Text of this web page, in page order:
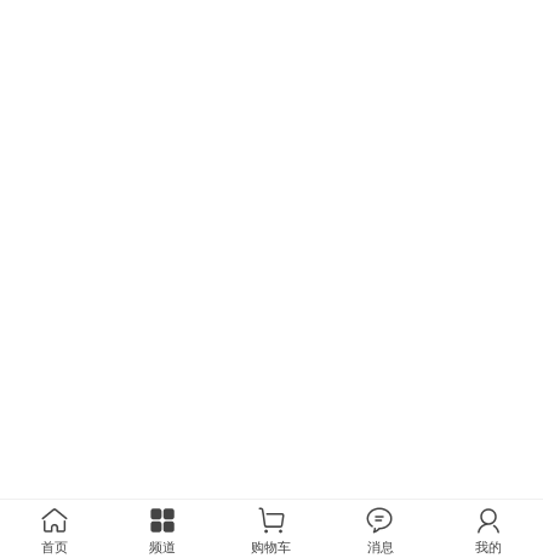
首页 频道 购物车 消息 我的